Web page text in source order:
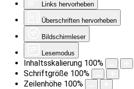
Links hervorheben
Überschriften hervorheben
Bildschirmleser
Lesemodus
Inhaltsskalierung 100%
Schriftgröße 100%
Zeilenhöhe 100%